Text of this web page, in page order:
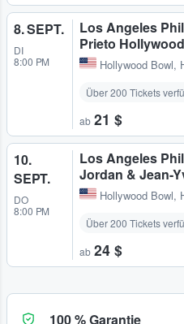
8. SEPT.
DI
8:00 PM
Los Angeles
Prieto Hollywood
Hollywood Bowl,
Über 200 Tickets
ab 21 $
10.
SEPT.
DO
8:00 PM
Los Angeles
Jordan & Jean-
Hollywood Bowl,
Über 200 Tickets
ab 24 $
100 % Garantie